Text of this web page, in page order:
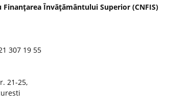
Învăţământului Superior (CNFIS)
307 19 55
21-25,